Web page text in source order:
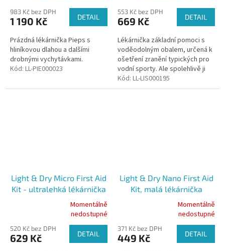
983 Kč bez DPH
1 190 Kč DETAIL
Prázdná lékárnička Pieps s
hliníkovou dlahou a dalšími
drobnými vychytávkami.
Kód: LL-PIE000023
553 Kč bez DPH
669 Kč DETAIL
Lékárnička základní pomoci s
voděodolným obalem, určená k
ošetření zranění typických pro
vodní sporty. Ale spolehlivě ji
využijete i při jiných aktivitách.
Kód: LL-LIS000195
Light & Dry Micro First Aid
Kit - ultralehká lékárnička
produktu
je
Momentálně
nedostupné
520 Kč bez DPH
629 Kč DETAIL
Light & Dry Nano First Aid
Kit, malá lékárnička
produktu
je
Momentálně
nedostupné
371 Kč bez DPH
449 Kč DETAIL